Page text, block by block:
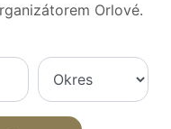
Orlové.